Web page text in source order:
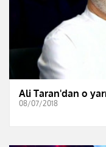
Ali Taran'dan o
08/07/2018